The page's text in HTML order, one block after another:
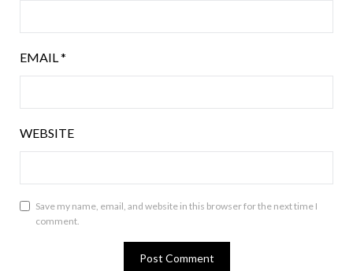
EMAIL*
WEBSITE
Save my name, email, and website in this browser for the next time I
comment.